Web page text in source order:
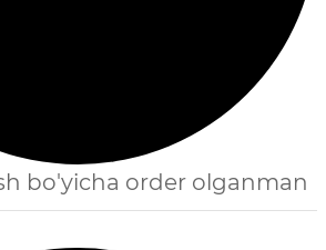
bo'yicha order olganman